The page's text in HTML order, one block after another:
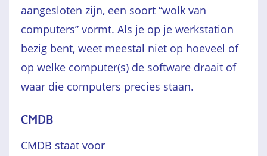
aangesloten zijn, een soort “wolk van
computers” vormt. Als je op je werkstation
bezig bent, weet meestal niet op hoeveel of
op welke computer(s) de software draait of
waar die computers precies staan.
CMDB
CMDB staat voor